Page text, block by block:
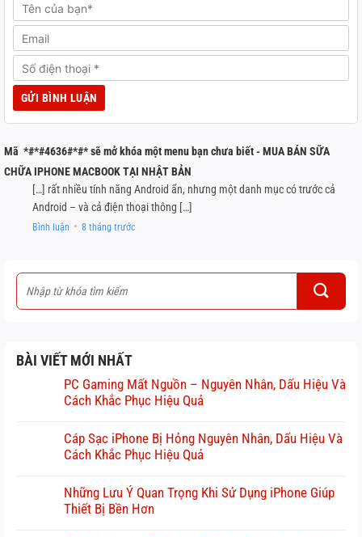
Mã *#*#4636#*#* sẽ mở khóa một menu bạn chưa biết - MUA BÁN SỮA
CHỮA IPHONE MACBOOK TẠI NHẬT BẢN
[…] rất nhiều tính năng Android ẩn, nhưng một danh mục có trước cả
Android – và cả điện thoại thông […]
Bình luận ● 8 tháng trước
BÀI VIẾT MỚI NHẤT
PC Gaming Mất Nguồn – Nguyên Nhân, Dấu Hiệu Và
Cách Khắc Phục Hiệu Quả
Cáp Sạc iPhone Bị Hỏng Nguyên Nhân, Dấu Hiệu Và
Cách Khắc Phục Hiệu Quả
Những Lưu Ý Quan Trọng Khi Sử Dụng iPhone Giúp
Thiết Bị Bền Hơn